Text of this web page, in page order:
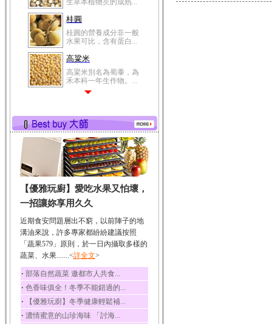
生草本植物芡的成熟...
桂圓
桂圓的營養成分非一般
水果可比，含有蛋白...
高粱米
高粱米別名為蜀黍，為
禾本科一年生作物。...
有蛋白質、脂肪、磷...
鮪魚
鮪魚肚肉中的不飽和脂
肪酸內富含EPA和DH...
韭菜
韭菜所含的膳食纖維能
幫助消化與通便；揮...
冬瓜
冬瓜營養價值高，鈉含
量極低是水腫病人的...
豆豉
豆豉裡頭含有營養的蛋
白質、脂肪、鈣、磷...
榛果
榛果裡所含的營養素有
蛋白質、脂肪、醣類...
【優雅玩廚】愛吃水果又怕壞，
一招讓妳享用久久
近期食安問題層出不窮，以前陣子的地
溝油來說，許多專家都紛紛建議按照
「蔬果579」原則，於一日內攝取多樣的
蔬菜、水果.......<詳全文>
‧ 部落自然蔬菜 邀都市人共食...
‧ 色香味俱全！冬季不能錯過的...
‧ 【優雅玩廚】冬季健康輕鬆補...
‧ 濃情蜜意的山珍海味 「討海...